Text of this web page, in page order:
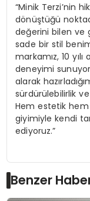
“Minik Terzi’nin
dönüştüğü
değerini bilen ve
sade bir stil
markamız, 10
deneyimi
alarak
sürdürülebilirlik ve
Hem estetik
giyimiyle kendi
ediyoruz.”
Benzer